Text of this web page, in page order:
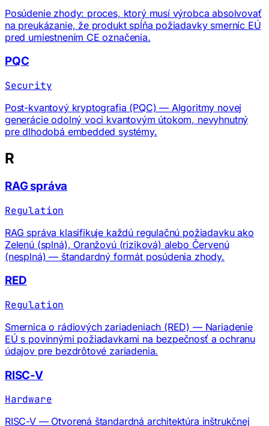
Posúdenie zhody: proces, ktorý musí výrobca absolvovať
na preukázanie, že produkt spĺňa požiadavky smerníc EÚ
pred umiestnením CE označenia.
PQC
Security
Post-kvantový kryptografia (PQC) — Algoritmy novej
generácie odolný voci kvantovým útokom, nevyhnutný
pre dlhodobá embedded systémy.
R
RAG správa
Regulation
RAG správa klasifikuje každú regulačnú požiadavku ako
Zelenú (splná), Oranžovú (riziková) alebo Červenú
(nesplná) — štandardný formát posúdenia zhody.
RED
Regulation
Smernica o rádiových zariadeniach (RED) — Nariadenie
EÚ s povinnými požiadavkami na bezpečnosť a ochranu
údajov pre bezdrôtové zariadenia.
RISC-V
Hardware
RISC-V — Otvorená štandardná architektúra inštrukčnej